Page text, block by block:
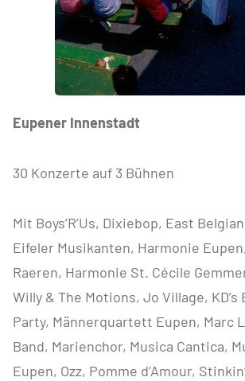
Eupener Innenstadt
30 Konzerte auf 3 Bühnen
Mit Boys’R’Us, Dixiebop, East
Eifeler Musikanten, Harmonie
Raeren, Harmonie St. Cécile
Willy & The Motions, Jo Village, KD’s
Party, Männerquartett Eupen, Marc
Band, Marienchor, Musica Cantica,
Eupen, Ozz, Pomme d’Amour,